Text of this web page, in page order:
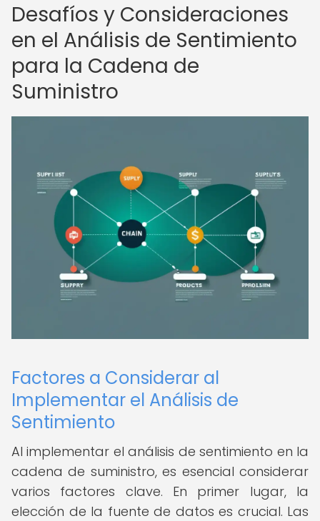
Desafíos y Consideraciones
en el Análisis de Sentimiento
para la Cadena de
Suministro
Factores a Considerar al
Implementar el Análisis de
Sentimiento
Al implementar el análisis de sentimiento en la
cadena de suministro, es esencial considerar
varios factores clave. En primer lugar, la
elección de la fuente de datos es crucial. Las